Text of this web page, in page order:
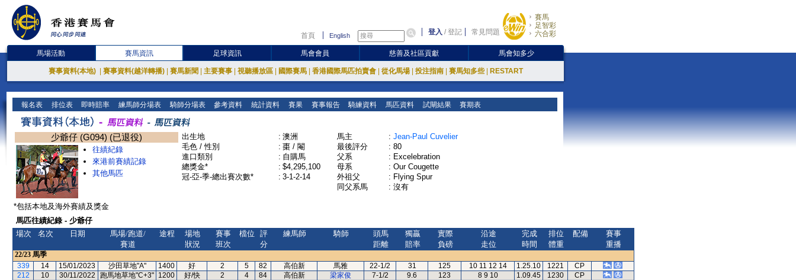
首頁 English 登入 /登記 常見問題
賽馬
足智彩
六合彩
馬場活動 賽馬資訊 足球資訊 馬會會員 慈善及社區貢獻 馬會知多少
賽事資料(本地) 賽事資料(越洋轉播) 賽馬新聞 主要賽事 視聽播放區 國際賽馬 香港國際馬匹拍賣會 從化馬場 投注指南 賽馬知多些 RESTART
報名表 排位表 即時賠率 練馬師分場表 騎師分場表 參考資料 統計資料 賽果 賽事報告 騎練資料 馬匹資料 試閘結果 賽期表
少爺仔 (G094) (已退役)
往績紀錄
來港前賽績記錄
其他馬匹
出生地 : 澳洲
毛色 / 性別
: 棗 / 閹
進口類別
: 自購馬
總獎金*
: $4,295,100
冠-亞-季-總出賽次數*
: 3-1-2-14
馬主 : Jean-Paul Cuvelier
最後評分
: 80
父系
: Excelebration
母系
: Our Cougette
外祖父
: Flying Spur
同父系馬
: 沒有
*包括本地及海外賽績及獎金
馬匹往績紀錄 - 少爺仔
場次
名次 日期
馬場/跑道/
賽道
途程
場地
狀況
賽事
班次
檔位
評
分
練馬師 騎師
頭馬
距離
獨贏
賠率
實際
負磅
沿途
走位
完成
時間
排位
體重
配備
賽事
重播
22/23 馬季
339
14 15/01/2023 沙田草地"A" 1400 好 2 5 82 高伯新 馬雅 22-1/2 31 125 10 11 12 14 1.25.10 1221
CP
212
10 30/11/2022 跑馬地草地"C+3" 1200 好/快 2 4 84 高伯新 梁家俊 7-1/2 9.6 123 8 9 10 1.09.45 1230
CP